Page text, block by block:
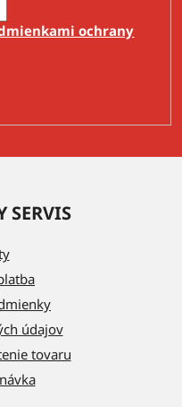
ochrany
SERVIS
údajov
tovaru